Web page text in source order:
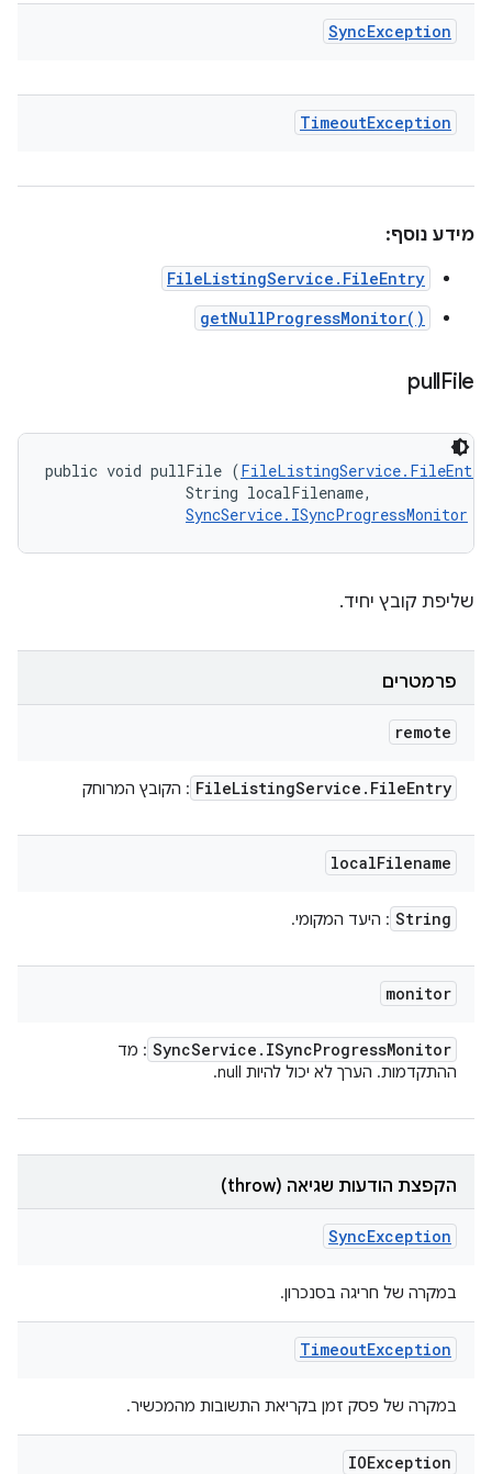
SyncException
TimeoutException
מידע נוסף:
FileListingService.FileEntry
getNullProgressMonitor()
pullFile
public void pullFile (FileListingService.FileEntry
                String localFilename,
SyncService.ISyncProgressMonitor
שליפת קובץ יחיד.
פרמטרים
remote
FileListingService . FileEntry : הקובץ המרוחק
localFilename
String : היעד המקומי.
monitor
SyncService . ISyncProgressMonitor
: מד
ההתקדמות. הערך לא יכול להיות null.
הקפצת הודעות שגיאה (throw)
SyncException
במקרה של חריגה בסנכרון.
TimeoutException
במקרה של פסק זמן בקריאת התשובות מהמכשיר.
IOException